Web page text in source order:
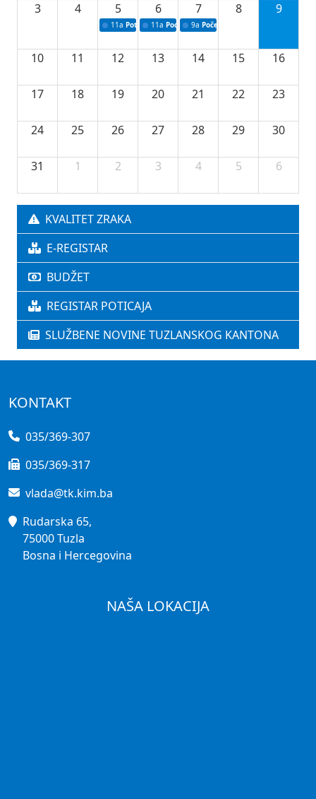
3 4 5
11a Potpisivanje ugovora o stipendijama za
6
11a Podrška razvoju vodne infrastrukture u
7
9a Početak izgradnje nove
8 9
10 11 12 13 14 15 16
17 18 19 20 21 22 23
24 25 26 27 28 29 30
31 1 2 3 4 5 6
KVALITET ZRAKA
E-REGISTAR
BUDŽET
REGISTAR POTICAJA
SLUŽBENE NOVINE TUZLANSKOG KANTONA
KONTAKT
035/369-307
035/369-317
vlada@tk.kim.ba
Rudarska 65,
75000 Tuzla
Bosna i Hercegovina
NAŠA LOKACIJA